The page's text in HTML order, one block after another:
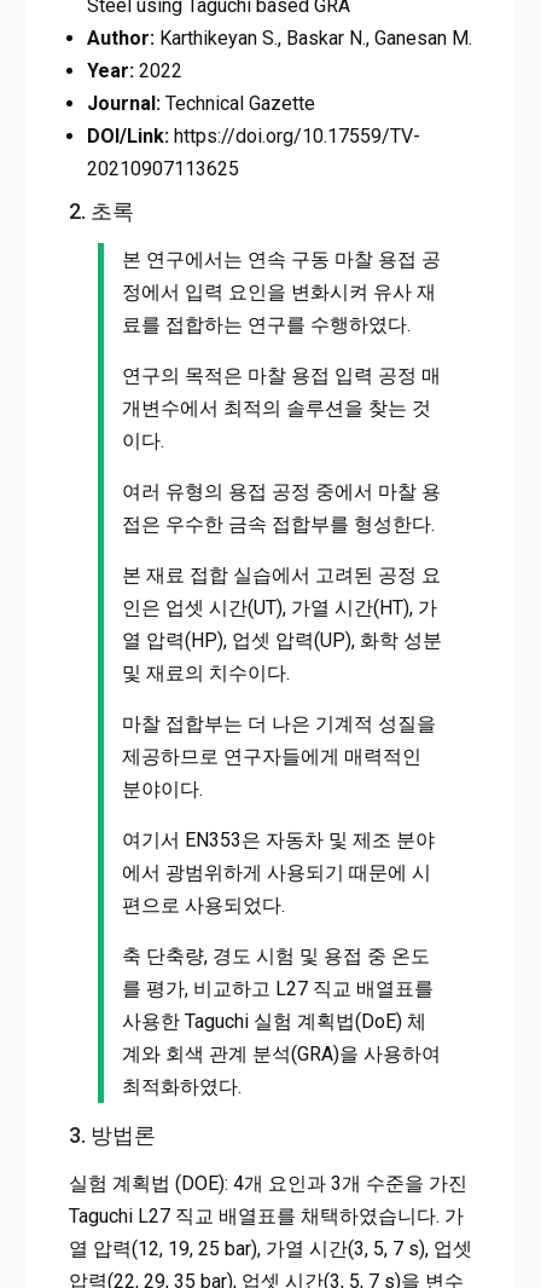
Steel using Taguchi based GRA
Author:Karthikeyan S., Baskar N., Ganesan M.
Year:2022
Journal:Technical Gazette
DOI/Link:https://doi.org/10.17559/TV-
20210907113625
2. 초록
본 연구에서는 연속 구동 마찰 용접 공
정에서 입력 요인을 변화시켜 유사 재
료를 접합하는 연구를 수행하였다.
연구의 목적은 마찰 용접 입력 공정 매
개변수에서 최적의 솔루션을 찾는 것
이다.
여러 유형의 용접 공정 중에서 마찰 용
접은 우수한 금속 접합부를 형성한다.
본 재료 접합 실습에서 고려된 공정 요
인은 업셋 시간(UT), 가열 시간(HT), 가
열 압력(HP), 업셋 압력(UP), 화학 성분
및 재료의 치수이다.
마찰 접합부는 더 나은 기계적 성질을
제공하므로 연구자들에게 매력적인
분야이다.
여기서 EN353은 자동차 및 제조 분야
에서 광범위하게 사용되기 때문에 시
편으로 사용되었다.
축 단축량, 경도 시험 및 용접 중 온도
를 평가, 비교하고 L27 직교 배열표를
사용한 Taguchi 실험 계획법(DoE) 체
계와 회색 관계 분석(GRA)을 사용하여
최적화하였다.
3. 방법론
실험 계획법 (DOE): 4개 요인과 3개 수준을 가진
Taguchi L27 직교 배열표를 채택하였습니다. 가
열 압력(12, 19, 25 bar), 가열 시간(3, 5, 7 s), 업셋
압력(22, 29, 35 bar), 업셋 시간(3, 5, 7 s)을 변수